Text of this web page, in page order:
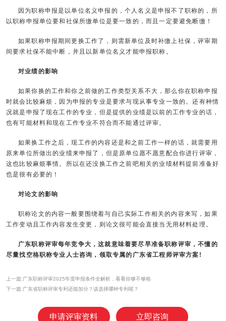
因为职称申报是以单位名义申报的，个人名义是申报不了职称的，所
以职称申报单位要和社保所缴单位是要一致的，而且一定要避免断缴！
如果职称申报期间更换工作了，则需新单位及时补缴上社保，评审期
间要求社保不能中断，并且以新单位名义才能申报职称。
对业绩的影响
如果你换的工作和你之前做的工作类型关系不大，那么你在职称申报
时就会比较麻烦，因为申报的专业是要求与现从事专业一致的。还有种情
况就是申报了现在工作的专业，但是提供的业绩是以前的工作专业的话，
也有可能材料和现在工作专业不符合而不能通过评审。
如果换工作之后，现工作的内容还是和之前工作一样的话，就需要用
原来单位所做出的业绩来申报了，但是原单位愿不愿意配合你进行评审，
这也比较麻烦事情。所以在还没换工作之前吧相关的业绩材料提前准备好
也是很有必要的！
对论文的影响
职称论文的内容一般要围绕着与自己实际工作相关的内容来写，如果
工作变动且工作内容发生变更，则论文很可能会直接当无用材料处理。
广东职称评审每年竞争大，这就意味着要尽早准备职称评审，不懂的
尽量找空格职称专业人士咨询，领取专属的广东省工程师评审方案!
上一篇:广东职称评审2025年度申报条件全解析，看看你够不够格
下一篇:广东省职称评审专利还能加分？该选择哪种专利呢？
申请评审资料 立即咨询